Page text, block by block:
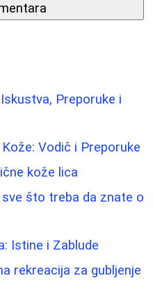
Preporuke i
Vodič i Preporuke
kože lica
što treba da znate o
Istine i Zablude
rekreacija za gubljenje